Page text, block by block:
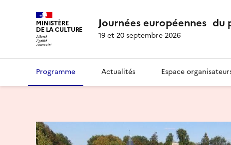
MINISTÈRE
DE LA CULTURE Journées européennes du
19 et 20 septembre 2026
Programme Actualités Espace